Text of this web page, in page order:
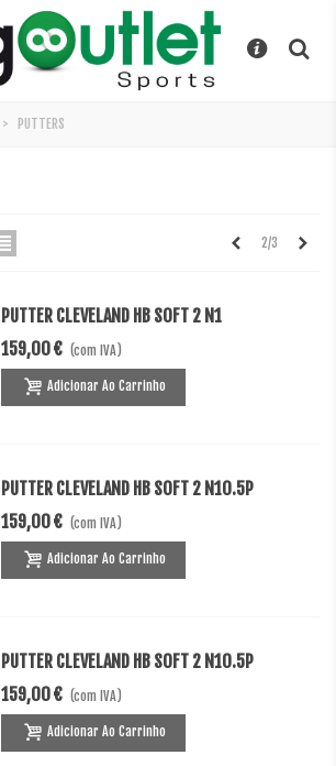
> PUTTERS
Anterior
2/3
PUTTER CLEVELAND HB SOFT 2 N1
159,00 € (com IVA)
Adicionar Ao Carrinho
PUTTER CLEVELAND HB SOFT 2 N10.5P
159,00 € (com IVA)
Adicionar Ao Carrinho
PUTTER CLEVELAND HB SOFT 2 N10.5P
159,00 € (com IVA)
Adicionar Ao Carrinho